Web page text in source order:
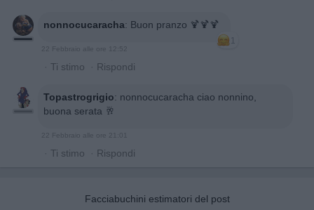
nonnocucaracha: Buon pranzo 🍹🍹🍹
1
· Ti stimo · Rispondi
Topastrogrigio: nonnocucaracha ciao nonnino,
buona serata 🥂
· Ti stimo · Rispondi
Facciabuchini estimatori del post